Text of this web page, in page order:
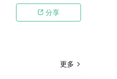
 分享
更多 